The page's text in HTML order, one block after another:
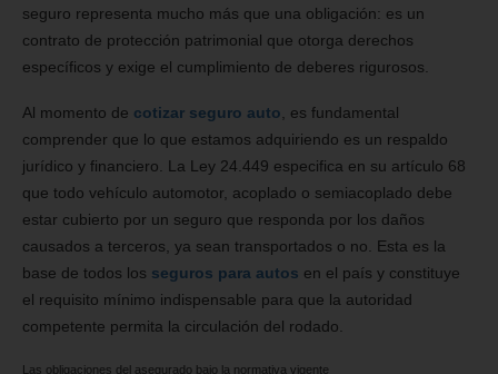
seguro representa mucho más que una obligación: es un
contrato de protección patrimonial que otorga derechos
específicos y exige el cumplimiento de deberes rigurosos.
Al momento de cotizar seguro auto, es fundamental
comprender que lo que estamos adquiriendo es un respaldo
jurídico y financiero. La Ley 24.449 especifica en su artículo 68
que todo vehículo automotor, acoplado o semiacoplado debe
estar cubierto por un seguro que responda por los daños
causados a terceros, ya sean transportados o no. Esta es la
base de todos los seguros para autos en el país y constituye
el requisito mínimo indispensable para que la autoridad
competente permita la circulación del rodado.
Las obligaciones del asegurado bajo la normativa vigente